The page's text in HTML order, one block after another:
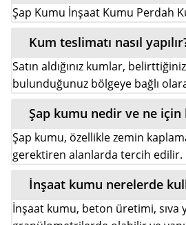
Şap Kumu İnşaat Kumu Perdah
Kum teslimatı nasıl
Satın aldığınız kumlar,
bulunduğunuz bölgeye bağlı
Şap kumu nedir ve ne için
Şap kumu, özellikle zemin
gerektiren alanlarda tercih edilir.
İnşaat kumu nerelerde
İnşaat kumu, beton üretimi, sıva